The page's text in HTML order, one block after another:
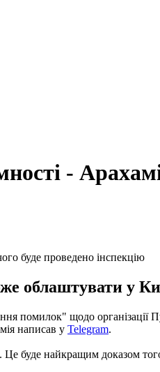
-
буде проведено інспекцію
облаштувати у
щодо організації
написав у Telegram.
буде найкращим доказом